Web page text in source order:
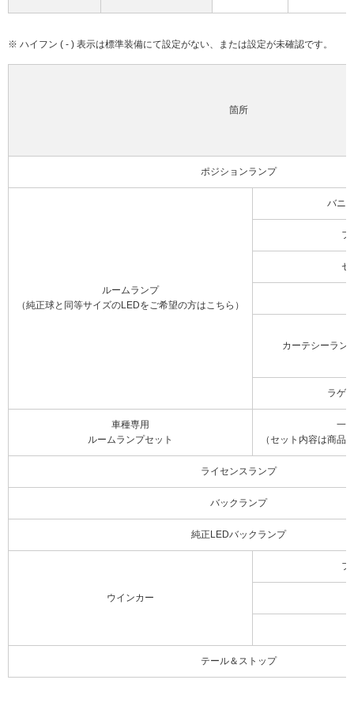
※ ハイフン ( - ) 表示は標準装備にて設定がない、または設定が未確認です。
箇所
ポジションランプ
ルームランプ
（純正球と同等サイズのLEDをご希望の方はこちら）
バニ
フ
セ
カーテシーラン
ラゲ
車種専用
ルームランプセット
一
（セット内容は商品
ライセンスランプ
バックランプ
純正LEDバックランプ
ウインカー
フ
テール＆ストップ